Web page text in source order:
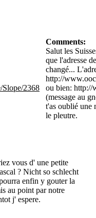
2368
Comments:
Salut les
que l'adresse
changé...
http://
ou bien: http://
(message au
t'as oublié une
le pleutre.
vous d' une petite
? Nicht so schlecht
enfin y gouter la
au point par notre
j' espere.